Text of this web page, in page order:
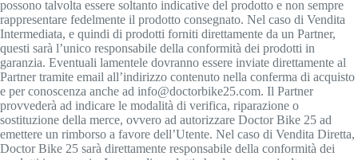
possono talvolta essere soltanto indicative del prodotto e non sempre
rappresentare fedelmente il prodotto consegnato. Nel caso di Vendita
Intermediata, e quindi di prodotti forniti direttamente da un Partner,
questi sarà l’unico responsabile della conformità dei prodotti in
garanzia. Eventuali lamentele dovranno essere inviate direttamente al
Partner tramite email all’indirizzo contenuto nella conferma di acquisto
e per conoscenza anche ad info@doctorbike25.com. Il Partner
provvederà ad indicare le modalità di verifica, riparazione o
sostituzione della merce, ovvero ad autorizzare Doctor Bike 25 ad
emettere un rimborso a favore dell’Utente. Nel caso di Vendita Diretta,
Doctor Bike 25 sarà direttamente responsabile della conformità dei